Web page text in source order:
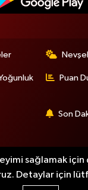
Puan
Son
sağlamak
Detaylar için